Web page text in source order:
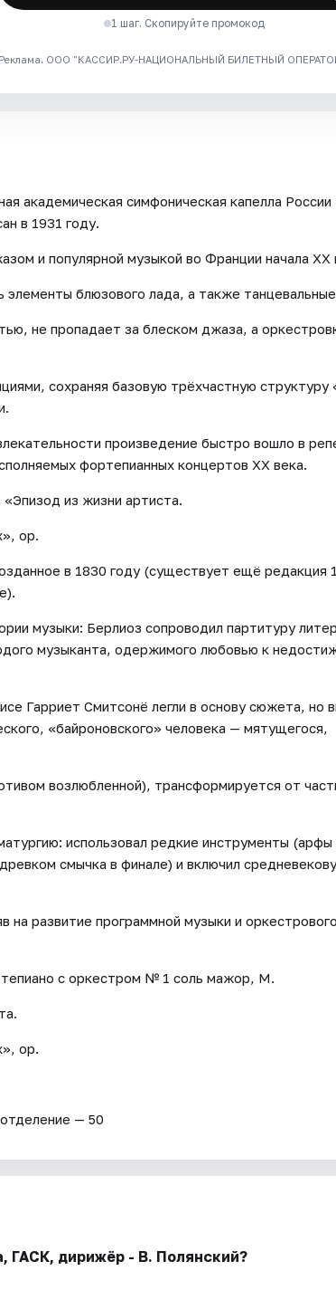
1 шаг. Скопируйте промокод
Реклама. ООО "КАССИР.РУ-НАЦИОНАЛЬНЫЙ БИЛЕТНЫЙ
академическая симфоническая капелла
в 1931 году.
и популярной музыкой во Франции начала ХХ
блюзового лада, а также
не пропадает за блеском джаза, а
сохраняя базовую трёхчастную структуру
произведение быстро вошло в
фортепианных концертов XX века.
из жизни артиста.
op.
в 1830 году (существует ещё редакция
музыки: Берлиоз сопроводил партитуру
музыканта, одержимого любовью к
Гарриет Смитсонё легли в основу сюжета, но
«байроновского» человека — мятущегося,
возлюбленной), трансформируется от
использовал редкие инструменты (арфы
смычка в финале) и включил
развитие программной музыки и
с оркестром № 1 соль мажор, M.
ор.
— 50
ГАСК, дирижёр - В. Полянский?